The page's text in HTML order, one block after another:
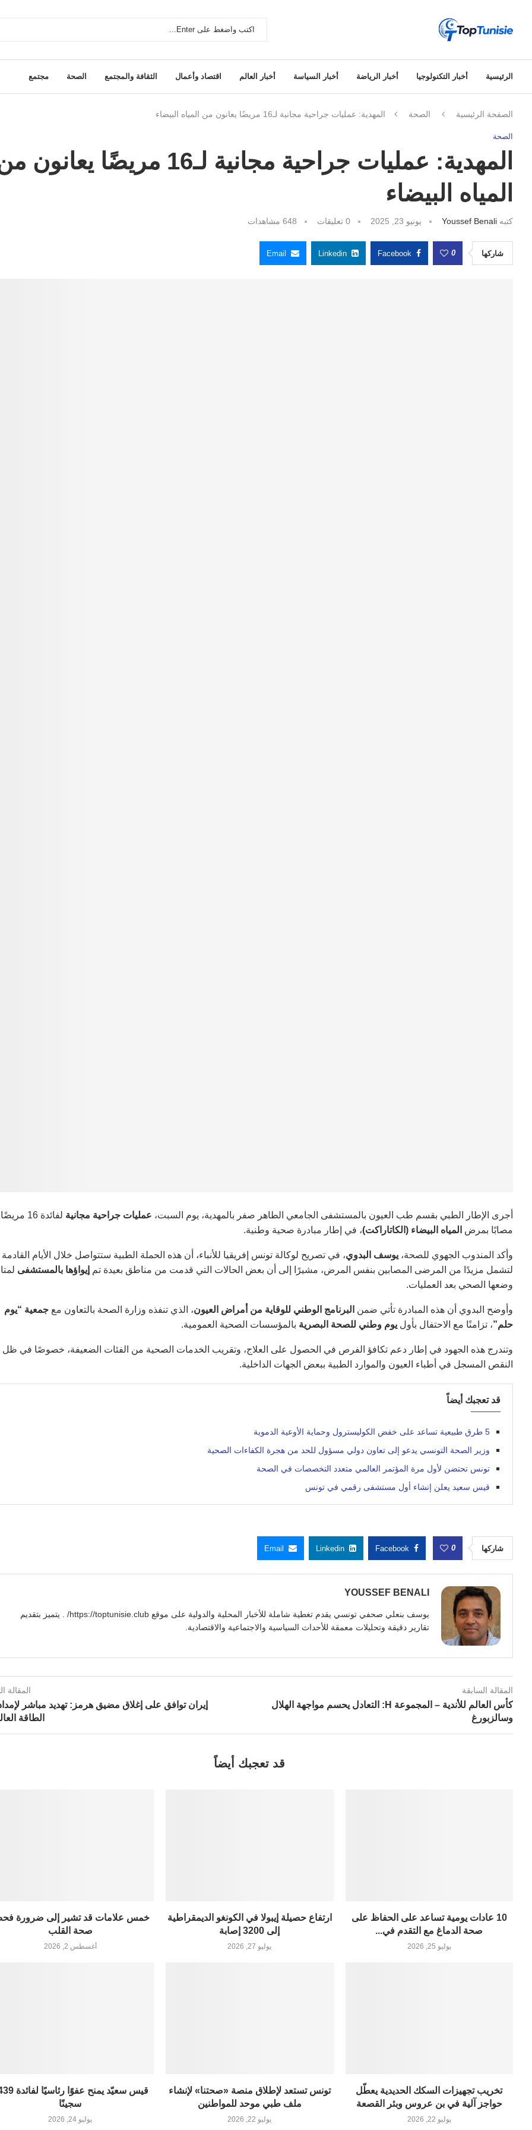
الرئيسية أخبار التكنولوجيا أخبار الرياضة أخبار السياسة أخبار العالم اقتصاد وأعمال الثقافة والمجتمع الصحة مجتمع
الصفحة الرئيسية الصحة المهدية: عمليات جراحية مجانية لـ16 مريضًا يعانون من المياه البيضاء
الصحة
المهدية: عمليات جراحية مجانية لـ16 مريضًا
المياه البيضاء
كتبه Youssef Benali يونيو 23, 2025 0 تعليقات 648 مشاهدات
شاركها 0
Facebook
Linkedin
Email
أجرى الإطار الطبي بقسم طب العيون بالمستشفى الجامعي الطاهر صفر بالمهدية، يوم السبت، عمليات جراحية مجانية
لفائدة 16 مريضًا
مصابًا بمرض المياه البيضاء (الكاتاراكت)، في إطار مبادرة صحية وطنية.
وأكد المندوب الجهوي للصحة، يوسف البدوي، في تصريح لوكالة تونس إفريقيا للأنباء، أن هذه الحملة الطبية ستتواصل خلال الأيام القادمة
لتشمل مزيدًا من المرضى المصابين بنفس المرض، مشيرًا إلى أن بعض الحالات التي قدمت من مناطق بعيدة تم إيواؤها بالمستشفى
وضعها الصحي بعد العمليات.
وأوضح البدوي أن هذه المبادرة تأتي ضمن البرنامج الوطني للوقاية من أمراض العيون، الذي تنفذه وزارة الصحة بالتعاون مع جمعية “يوم
حلم”، تزامنًا مع الاحتفال بأول يوم وطني للصحة البصرية بالمؤسسات الصحية العمومية.
وتندرج هذه الجهود في إطار دعم تكافؤ الفرص في الحصول على العلاج، وتقريب الخدمات الصحية من الفئات الضعيفة، خصوصًا في ظل
النقص المسجل في أطباء العيون والموارد الطبية ببعض الجهات الداخلية.
قد تعجبك أيضاً
5 طرق طبيعية تساعد على خفض الكوليسترول وحماية الأوعية الدموية
وزير الصحة التونسي يدعو إلى تعاون دولي مسؤول للحد من هجرة الكفاءات الصحية
تونس تحتضن لأول مرة المؤتمر العالمي متعدد التخصصات في الصحة
قيس سعيد يعلن إنشاء أول مستشفى رقمي في تونس
شاركها 0
Facebook
Linkedin
Email
YOUSSEF BENALI
يوسف بنعلي صحفي تونسي يقدم تغطية شاملة للأخبار المحلية والدولية على موقع https://toptunisie.club/ . يتميز بتقديم
تقارير دقيقة وتحليلات معمقة للأحداث السياسية والاجتماعية والاقتصادية.
المقالة السابقة
كأس العالم للأندية – المجموعة H: التعادل يحسم مواجهة الهلال
وسالزبورغ
المقالة
إيران توافق على إغلاق مضيق هرمز: تهديد مباشر
الطاقة
قد تعجبك أيضاً
خمس علامات قد تشير إلى ضرورة
صحة القلب
أغسطس 2, 2026
ارتفاع حصيلة إيبولا في الكونغو الديمقراطية
إلى 3200 إصابة
يوليو 27, 2026
10 عادات يومية تساعد على الحفاظ على
صحة الدماغ مع التقدم في...
يوليو 25, 2026
قيس سعيّد يمنح عفوًا
سجينًا
يوليو 24, 2026
تونس تستعد لإطلاق منصة «صحتنا» لإنشاء
ملف طبي موحد للمواطنين
يوليو 22, 2026
تخريب تجهيزات السكك الحديدية يعطّل
حواجز آلية في بن عروس وبئر القصعة
يوليو 22, 2026